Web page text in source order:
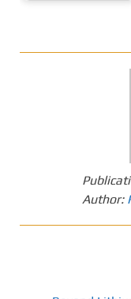
Author: